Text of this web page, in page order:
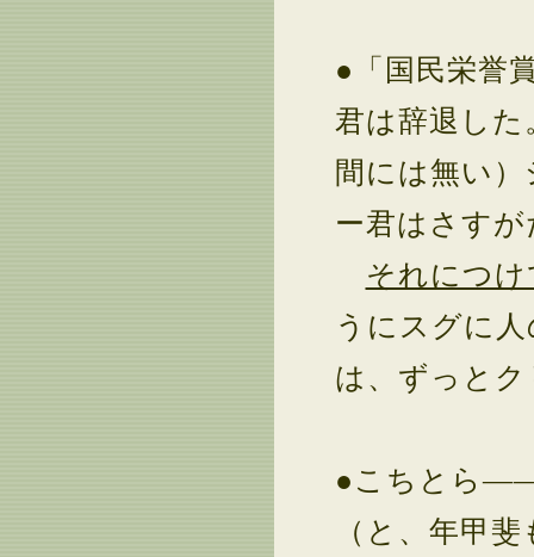
●「国民栄誉
君は辞退し
間には無い
ー君はさす
それにつ
うにスグに
は、ずっと
●こちとら
（と、年甲